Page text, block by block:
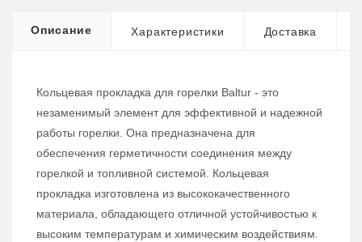
Описание Характеристики Доставка
Кольцевая прокладка для горелки Baltur - это
незаменимый элемент для эффективной и надежной
работы горелки. Она предназначена для
обеспечения герметичности соединения между
горелкой и топливной системой. Кольцевая
прокладка изготовлена из высококачественного
материала, обладающего отличной устойчивостью к
высоким температурам и химическим воздействиям.